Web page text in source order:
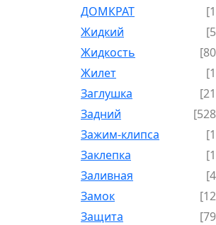
ДОМКРАТ
Жидкий
Жидкость
Жилет
Заглушка
Задний
Зажим-клипса
Заклепка
Заливная
Замок
Защита